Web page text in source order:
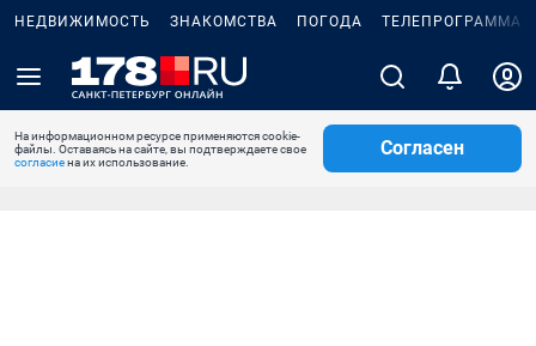
НЕДВИЖИМОСТЬ ЗНАКОМСТВА ПОГОДА ТЕЛЕПРОГРАММА
На информационном ресурсе применяются cookie-
файлы. Оставаясь на сайте, вы подтверждаете свое
согласиена их использование.
Согласен